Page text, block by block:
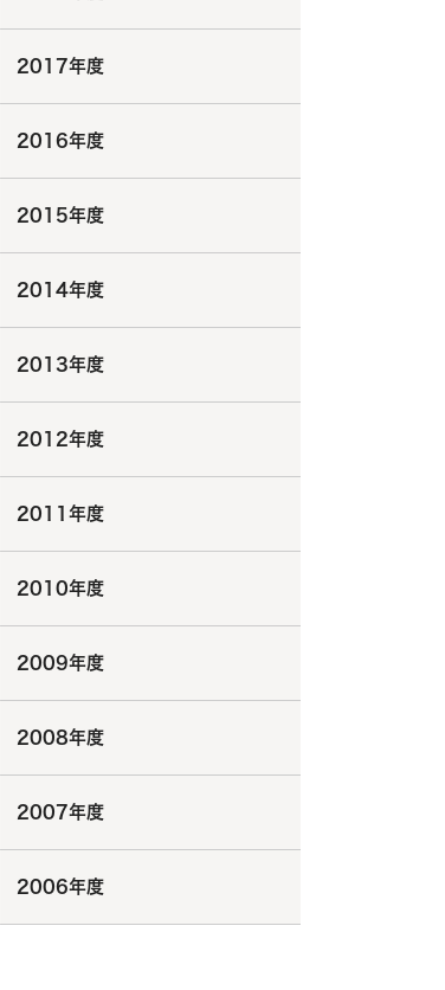
2017年度
2016年度
2015年度
2014年度
2013年度
2012年度
2011年度
2010年度
2009年度
2008年度
2007年度
2006年度